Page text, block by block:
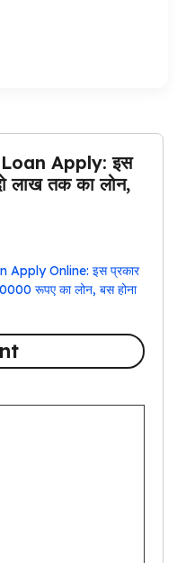
Apply: इस
लाख तक का लोन,
Online: इस प्रकार
रूपए का लोन, बस होना